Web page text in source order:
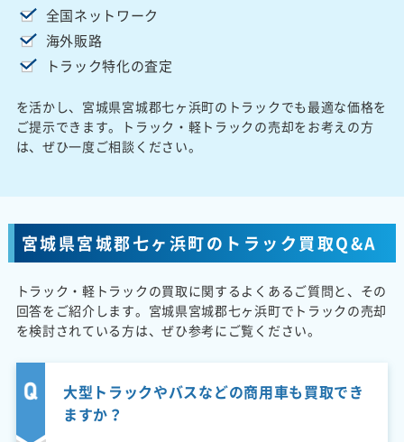
全国ネットワーク
海外販路
トラック特化の査定
を活かし、宮城県宮城郡七ヶ浜町のトラックでも最適な価格を
ご提示できます。トラック・軽トラックの売却をお考えの方
は、ぜひ一度ご相談ください。
宮城県宮城郡七ヶ浜町のトラック買取Q&A
トラック・軽トラックの買取に関するよくあるご質問と、その
回答をご紹介します。宮城県宮城郡七ヶ浜町でトラックの売却
を検討されている方は、ぜひ参考にご覧ください。
大型トラックやバスなどの商用車も買取でき
ますか？